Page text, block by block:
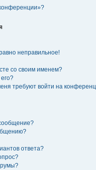
неправильное!
со своим именем?
требуют войти на
ответа?